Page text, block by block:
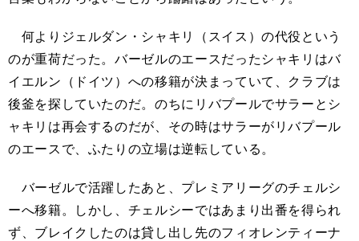
何よりジェルダン・シャキリ（スイス）の代役という
のが重荷だった。バーゼルのエースだったシャキリはバ
イエルン（ドイツ）への移籍が決まっていて、クラブは
後釜を探していたのだ。のちにリバプールでサラーとシ
ャキリは再会するのだが、その時はサラーがリバプール
のエースで、ふたりの立場は逆転している。
バーゼルで活躍したあと、プレミアリーグのチェルシ
ーへ移籍。しかし、チェルシーではあまり出番を得られ
ず、ブレイクしたのは貸し出し先のフィオレンティーナ